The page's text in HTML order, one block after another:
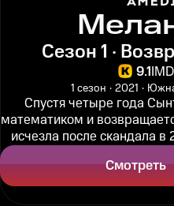
Сезон 1 ·
9.1
1 сезон 2021
Спустя четыре года
математиком и
исчезла после скандала
Смотреть